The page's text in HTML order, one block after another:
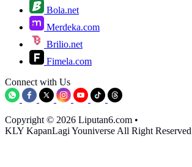
Bola.net
Merdeka.com
Brilio.net
Fimela.com
Connect with Us
Copyright © 2026 Liputan6.com •
KLY KapanLagi Youniverse All Right